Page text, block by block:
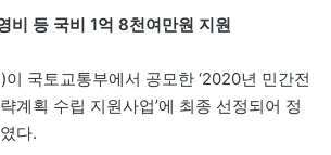
비 등 국비 1억 8천여만원 지원
국토교통부에서 공모한 ‘2020년 민간전
계획 수립 지원사업’에 최종 선정되어 정
다.